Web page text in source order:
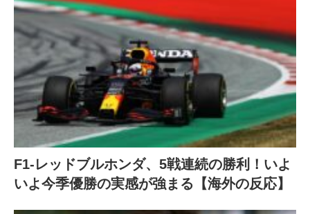
F1-レッドブルホンダ、5戦連続の勝利！いよ
いよ今季優勝の実感が強まる【海外の反応】